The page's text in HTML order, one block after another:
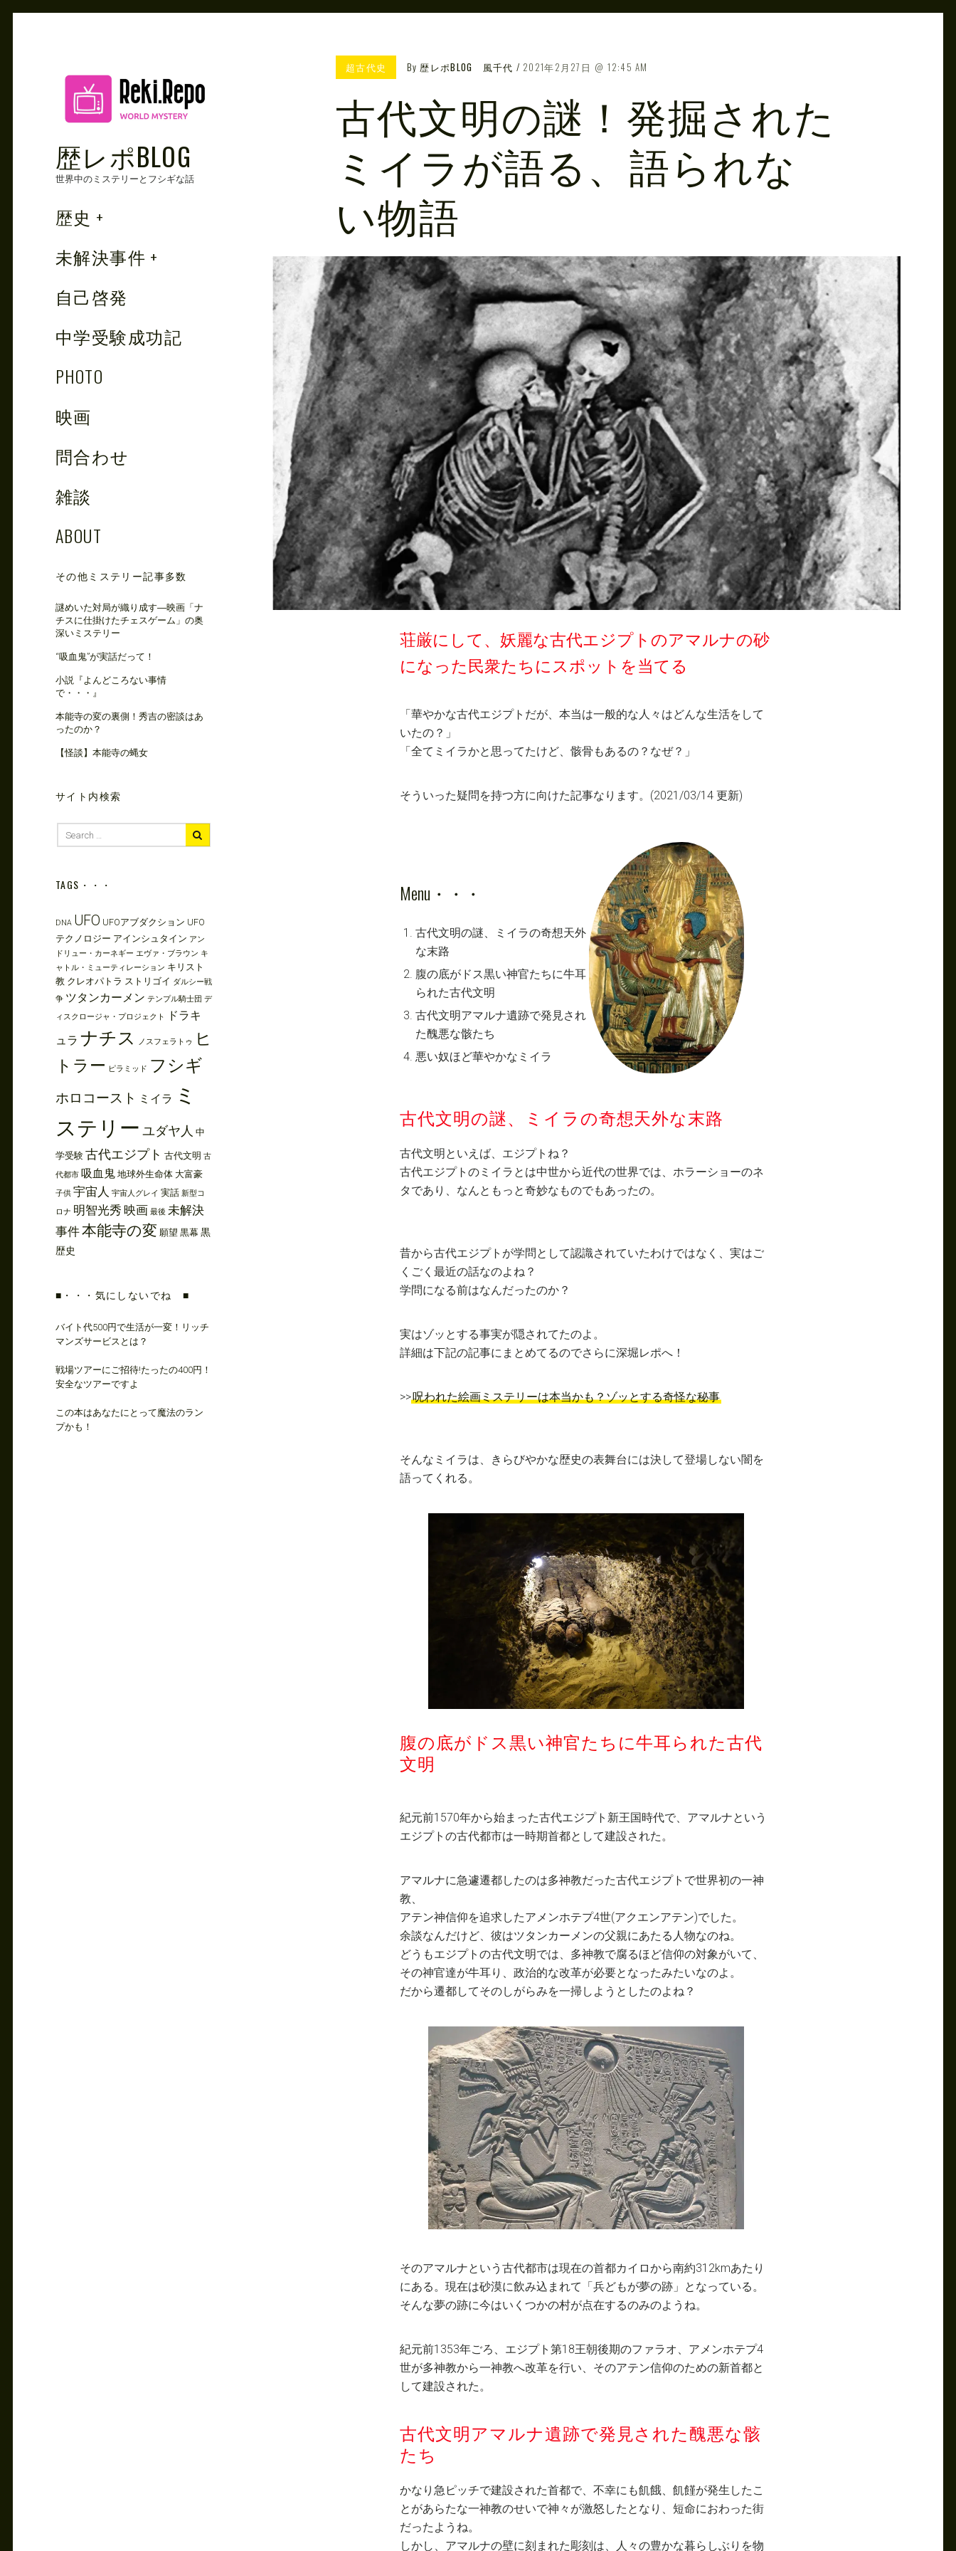
歴レポBLOG
世界中のミステリーとフシギな話
歴史
未解決事件
自己啓発
中学受験成功記
PHOTO
映画
問合わせ
雑談
ABOUT
超古代史 By歴レポBLOG 風千代 2021年2月27日 12:45 AM
古代文明の謎！発掘された
ミイラが語る、語られな
い物語
荘厳にして、妖麗な古代エジプトのアマルナの砂
になった民衆たちにスポットを当てる
「華やかな古代エジプトだが、本当は一般的な人々はどんな生活をして
いたの？」
「全てミイラかと思ってたけど、骸骨もあるの？なぜ？」
そういった疑問を持つ方に向けた記事なります。(2021/03/14 更新)
Menu・・・
古代文明の謎、ミイラの奇想天外
な末路
腹の底がドス黒い神官たちに牛耳
られた古代文明
古代文明アマルナ遺跡で発見され
た醜悪な骸たち
悪い奴ほど華やかなミイラ
古代文明の謎、ミイラの奇想天外な末路
古代文明といえば、エジプトね？
古代エジプトのミイラとは中世から近代の世界では、ホラーショーのネ
タであり、なんともっと奇妙なものでもあったの。
昔から古代エジプトが学問として認識されていたわけではなく、実はご
くごく最近の話なのよね？
学問になる前はなんだったのか？
実はゾッとする事実が隠されてたのよ。
詳細は下記の記事にまとめてるのでさらに深堀レポへ！
>>呪われた絵画ミステリーは本当かも？ゾッとする奇怪な秘事
そんなミイラは、きらびやかな歴史の表舞台には決して登場しない闇を
語ってくれる。
腹の底がドス黒い神官たちに牛耳られた古代
文明
紀元前1570年から始まった古代エジプト新王国時代で、アマルナという
エジプトの古代都市は一時期首都として建設された。
アマルナに急遽遷都したのは多神教だった古代エジプトで世界初の一神
教、
アテン神信仰を追求したアメンホテプ4世(アクエンアテン)でした。
余談なんだけど、彼はツタンカーメンの父親にあたる人物なのね。
どうもエジプトの古代文明では、多神教で腐るほど信仰の対象がいて、
その神官達が牛耳り、政治的な改革が必要となったみたいなのよ。
だから遷都してそのしがらみを一掃しようとしたのよね？
そのアマルナという古代都市は現在の首都カイロから南約312kmあたり
にある。現在は砂漠に飲み込まれて「兵どもが夢の跡」となっている。
そんな夢の跡に今はいくつかの村が点在するのみのようね。
紀元前1353年ごろ、エジプト第18王朝後期のファラオ、アメンホテプ4
世が多神教から一神教へ改革を行い、そのアテン信仰のための新首都と
して建設された。
古代文明アマルナ遺跡で発見された醜悪な骸
たち
かなり急ピッチで建設された首都で、不幸にも飢餓、飢饉が発生したこ
とがあらたな一神教のせいで神々が激怒したとなり、短命におわった街
だったようね。
しかし、アマルナの壁に刻まれた彫刻は、人々の豊かな暮らしぶりを物
その他ミステリー記事多数
謎めいた対局が織り成す―映画「ナ
チスに仕掛けたチェスゲーム」の奥
深いミステリー
“吸血鬼”が実話だって！
小説『よんどころない事情
で・・・』
本能寺の変の裏側！秀吉の密談はあ
ったのか？
【怪談】本能寺の蝿女
サイト内検索
for:
TAGS・・・
DNA UFO UFOアブダクション UFO
テクノロジー アインシュタイン アン
ドリュー・カーネギー エヴァ・ブラウン キ
ャトル・ミューティレーション キリスト
教 クレオパトラ ストリゴイ ダルシー戦
争 ツタンカーメン テンプル騎士団 デ
ィスクロージャ・プロジェクト
ドラキ
ュラ ナチス ノスフェラトゥ
ヒ
トラー ピラミッド フシギ
ホロコースト ミイラ
ミ
ステリー ユダヤ人 中
学受験 古代エジプト 古代文明 古
代都市 吸血鬼 地球外生命体 大富豪
子供 宇宙人 宇宙人グレイ 実話 新型コ
ロナ 明智光秀 映画 最後 未解決
事件本能寺の変 願望 黒幕 黒
歴史
■・・・気にしないでね ■
バイト代500円で生活が一変！リッチ
マンズサービスとは？
戦場ツアーにご招待!たったの400円！
安全なツアーですよ
この本はあなたにとって魔法のラン
プかも！